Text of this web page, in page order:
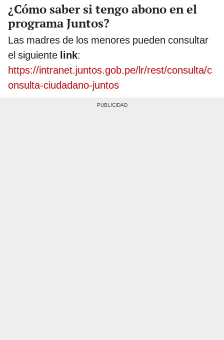
¿Cómo saber si tengo abono en el
programa Juntos?
Las madres de los menores pueden consultar
el siguiente link:
https://intranet.juntos.gob.pe/lr/rest/consulta/c
onsulta-ciudadano-juntos